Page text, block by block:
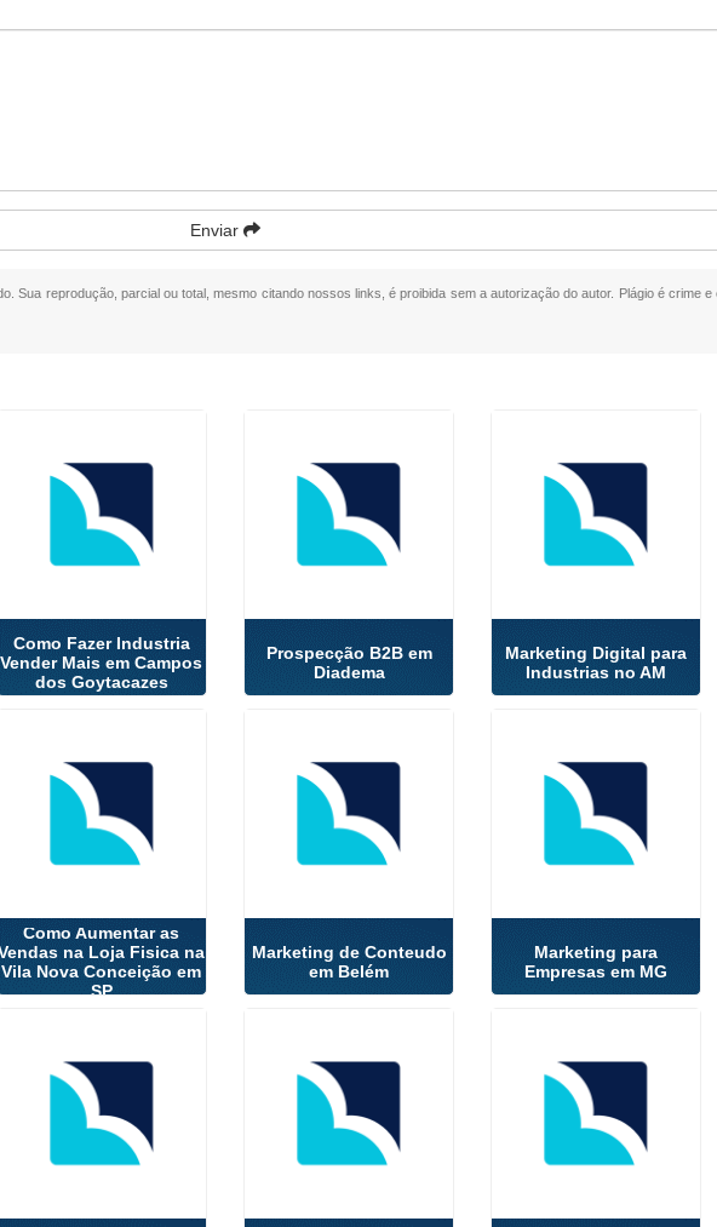
Enviar
Sua reprodução, parcial ou total, mesmo citando nossos links, é proibida sem a autorização do autor. Plágio é crime
Como Fazer Industria
Vender Mais em Campos
dos Goytacazes
Prospecção B2B em
Diadema
Marketing Digital para
Industrias no AM
Como Aumentar as
na Loja Fisica na
Vila Nova Conceição em
SP
Marketing de Conteudo
em Belém
Marketing para
Empresas em MG